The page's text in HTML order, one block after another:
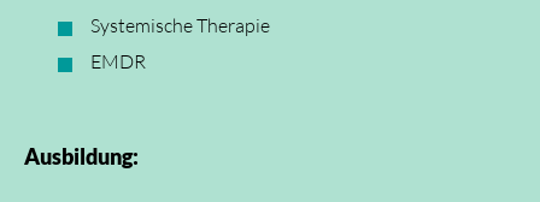
Systemische Therapie
EMDR
Ausbildung: